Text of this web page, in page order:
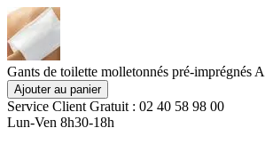
Gants de toilette molletonnés pré-imprégnés
Ajouter au panier
Service Client Gratuit : 02 40 58 98 00
Lun-Ven 8h30-18h